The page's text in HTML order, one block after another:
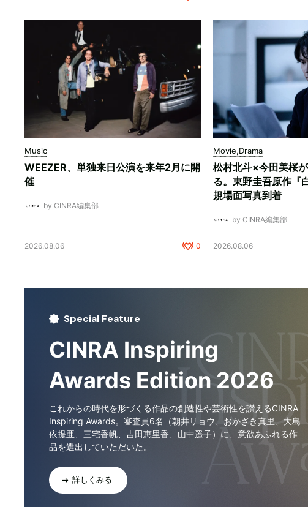
Music
WEEZER、単独来日公演を来年2月に開
催
by CINRA編集部
2026.08.06 0
Movie,Drama
松村北斗×今田美桜
る。東野圭吾原作『
規場面写真到着
by CINRA編集部
2026.08.06
Special Feature
CINRA Inspiring
Awards Edition 2026
これからの時代を形づくる作品の創造性や芸術性を讃えるCINRA
Inspiring Awards。審査員6名（朝井リョウ、おかざき真里、大島
依提亜、三宅香帆、吉田恵里香、山中遥子）に、意欲あふれる作
品を選出していただいた。
詳しくみる